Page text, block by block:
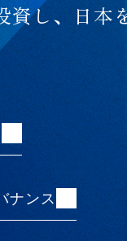
ス
電子公告含む）
証債
資し、日本
ナンス